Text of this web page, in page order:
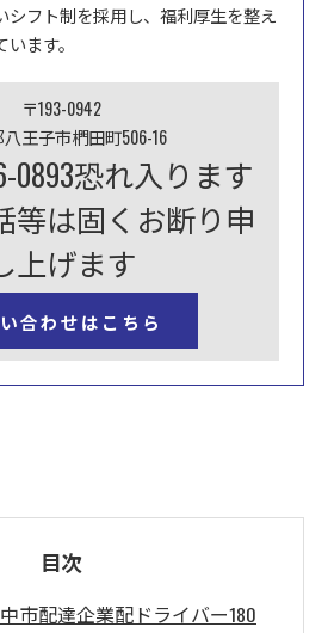
シフト制を採用し、福利厚生を整え
ます。
〒193-0942
王子市椚田町506-16
0893恐れ入ります
等は固くお断り申
上げます
合わせはこちら
目次
市配達企業配ドライバー180